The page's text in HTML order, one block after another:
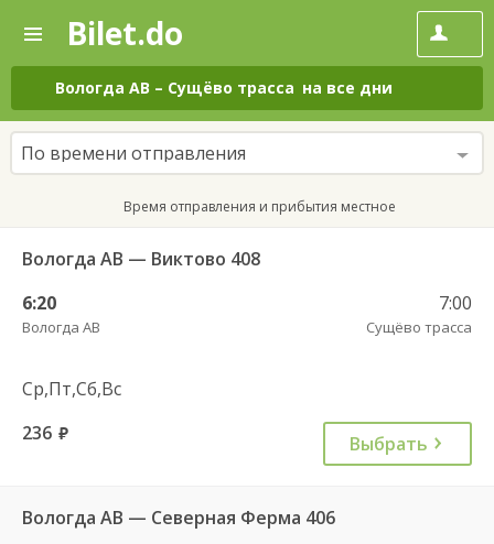
—
Поиск
и
покупка
билетов
на
автобус
онлайн
Bilet.do
Вологда АВ – Сущёво трасса на все дни
По времени отправления
Время отправления и прибытия местное
Вологда АВ — Виктово 408
6:20
Вологда АВ
7:00
Сущёво трасса
Ср,Пт,Сб,Вс
236 руб. Выбрать
Вологда АВ — Северная Ферма 406